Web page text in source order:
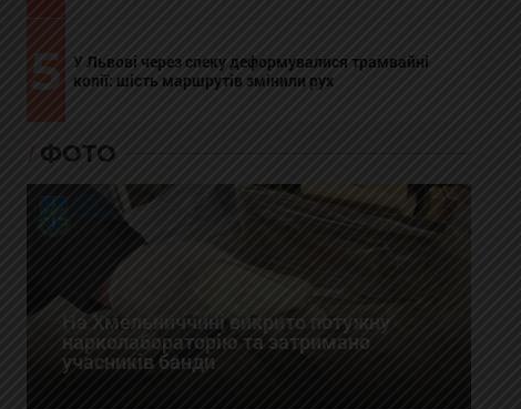
5
У Львові через спеку деформувалися трамвайні
колії: шість маршрутів змінили рух
ФОТО
На Хмельниччині викрито потужну
нарколабораторію та затримано
учасників банди